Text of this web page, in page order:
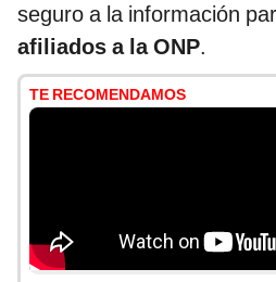
seguro a la información
afiliados a la ONP.
TE RECOMENDAMOS